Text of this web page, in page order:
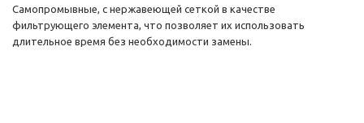
Самопромывные, с нержавеющей сеткой в качестве
фильтрующего элемента, что позволяет их использовать
длительное время без необходимости замены.